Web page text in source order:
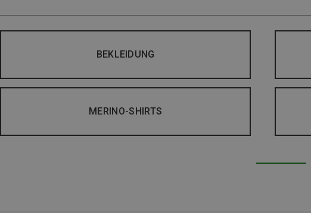
BEKLEIDUNG
MERINO-SHIRTS